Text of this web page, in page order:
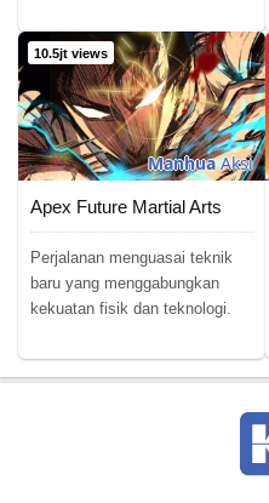
10.5jt views
ManhuaAksi
Apex Future Martial Arts
Perjalanan menguasai teknik
baru yang menggabungkan
kekuatan fisik dan teknologi.